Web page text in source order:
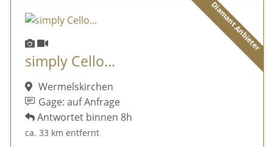
Diamant Anbieter
simply Cello...
Wermelskirchen
Gage: auf Anfrage
Antwortet binnen 8h
ca. 33 km entfernt